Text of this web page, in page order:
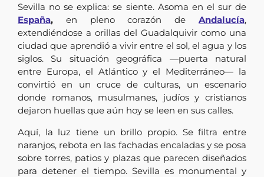
Sevilla no se explica: se siente. Asoma en el sur de
España, en pleno corazón de Andalucía,
extendiéndose a orillas del Guadalquivir como una
ciudad que aprendió a vivir entre el sol, el agua y los
siglos. Su situación geográfica —puerta natural
entre Europa, el Atlántico y el Mediterráneo— la
convirtió en un cruce de culturas, un escenario
donde romanos, musulmanes, judíos y cristianos
dejaron huellas que aún hoy se leen en sus calles.
Aquí, la luz tiene un brillo propio. Se filtra entre
naranjos, rebota en las fachadas encaladas y se posa
sobre torres, patios y plazas que parecen diseñados
para detener el tiempo. Sevilla es monumental y